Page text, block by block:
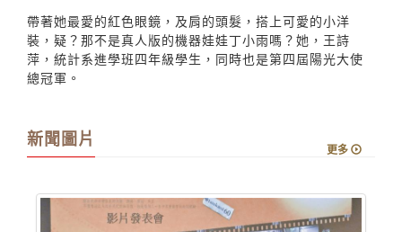
帶著她最愛的紅色眼鏡，及肩的頭髮，搭上可愛的小洋
裝，疑？那不是真人版的機器娃娃丁小雨嗎？她，王詩
萍，統計系進學班四年級學生，同時也是第四屆陽光大使
總冠軍。
新聞圖片
更多